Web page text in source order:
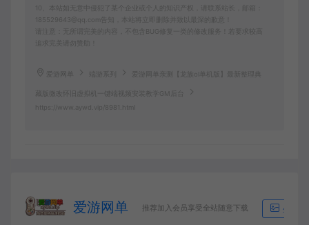
10、本站如无意中侵犯了某个企业或个人的知识产权，请联系站长，邮箱：
185529643@qq.com告知，本站将立即删除并致以最深的歉意！
请注意：无所谓完美的内容，不包含BUG修复一类的修改服务！若要求较高
追求完美请勿赞助！
爱游网单 端游系列 爱游网单亲测【龙族ol单机版】最新整理典
藏版微改怀旧虚拟机一键端视频安装教学GM后台
https://www.aywd.vip/8981.html
爱游网单 推荐加入会员享受全站随意下载 生成海